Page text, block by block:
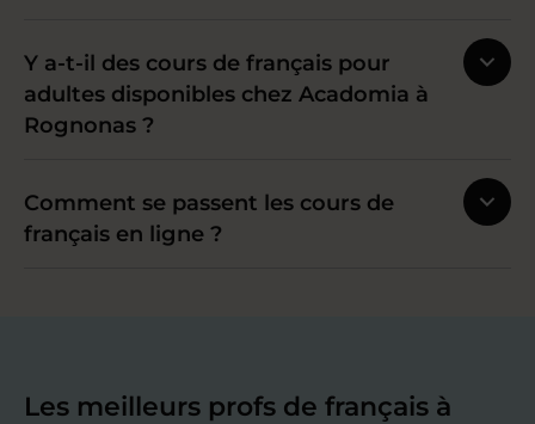
Y a-t-il des cours de français pour
adultes disponibles chez Acadomia à
Rognonas ?
Comment se passent les cours de
français en ligne ?
Les meilleurs profs de français à